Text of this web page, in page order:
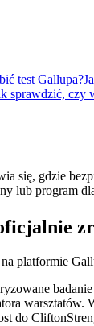
test Gallupa?
sprawdzić, czy
się, gdzie
lub program
platformie
do